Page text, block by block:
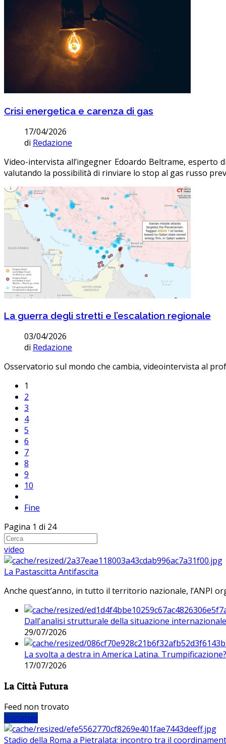
Crisi energetica e carenza di gas
17/04/2026
di Redazione
Video-intervista all’ingegner Edoardo Beltrame, esperto
valutando la possibilità di rinviare lo stop al gas russo
La guerra degli stretti e l’escalation regionale
03/04/2026
di Redazione
Osservatorio sul mondo che cambia, videointervista al
1
2
3
4
5
6
7
8
9
10
Fine
Pagina 1 di 24
video
La Pastascitta Antifascita
Anche quest’anno, in tutto il territorio nazionale, l’ANPI
Dall'analisi strutturale della situazione
29/07/2026
La svolta a destra in America Latina. Trumpificazione?
17/07/2026
La Città Futura
Feed non trovato
Iniziative
Stadio della Roma a Pietralata: incontro tra il